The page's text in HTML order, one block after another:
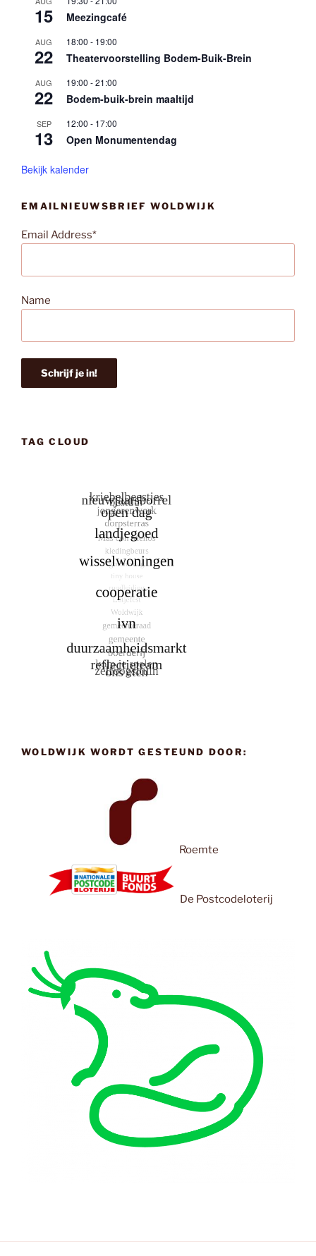
15 Meezingcafé
AUG
22
18:00 - 19:00
Theatervoorstelling Bodem-Buik-Brein
AUG
22
19:00 -21:00
Bodem-buik-brein maaltijd
SEP
13
12:00 - 17:00
Open Monumentendag
Bekijk kalender
EMAILNIEUWSBRIEF WOLDWIJK
Email Address*
Name
TAG CLOUD
WOLDWIJK WORDT GESTEUND DOOR:
Roemte
De Postcodeloterij